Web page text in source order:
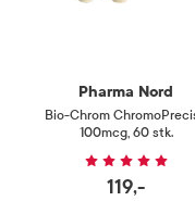
Pharma Nord
Bio-Chrom
100mcg, 60 stk.
119,-